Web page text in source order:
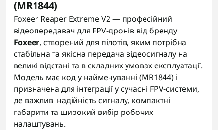
(MR1844)
Foxeer Reaper Extreme V2 — професійний
відеопередавач для FPV-дронів від бренду
Foxeer, створений для пілотів, яким потрібна
стабільна та якісна передача відеосигналу на
великі відстані та в складних умовах експлуатації.
Модель має код у найменуванні (MR1844) і
призначена для інтеграції у сучасні FPV-системи,
де важливі надійність сигналу, компактні
габарити та широкий вибір робочих
налаштувань.